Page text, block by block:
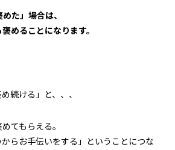
た」場合は、
めることになります。
続ける」と、、、
てもらえる。
らお手伝いをする」ということにつな